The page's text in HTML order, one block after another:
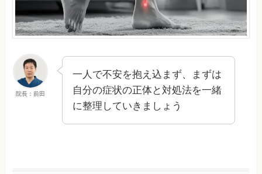
院長：前田
一人で不安を抱え込まず、まずは
自分の症状の正体と対処法を一緒
に整理していきましょう